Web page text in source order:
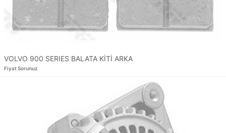
VOLVO 900 SERIES BALATA KİTİ ARKA
Fiyat Sorunuz